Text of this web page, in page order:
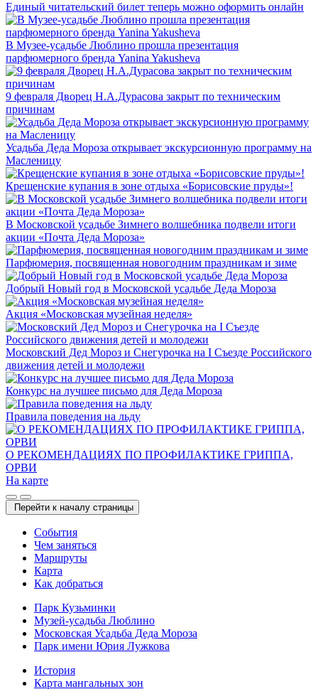
Единый читательский билет теперь можно оформить онлайн
В Музее-усадьбе Люблино прошла презентация
парфюмерного бренда Yanina Yakusheva
9 февраля Дворец Н.А.Дурасова закрыт по техническим
причинам
Усадьба Деда Мороза открывает экскурсионную программу на
Масленицу
Крещенские купания в зоне отдыха «Борисовские пруды»!
В Московской усадьбе Зимнего волшебника подвели итоги
акции «Почта Деда Мороза»
Парфюмерия, посвященная новогодним праздникам и зиме
Добрый Новый год в Московской усадьбе Деда Мороза
Акция «Московская музейная неделя»
Московский Дед Мороз и Снегурочка на I Съезде Российского
движения детей и молодежи
Конкурс на лучшее письмо для Деда Мороза
Правила поведения на льду
О РЕКОМЕНДАЦИЯХ ПО ПРОФИЛАКТИКЕ ГРИППА,
ОРВИ
На карте
Перейти к началу страницы
Cобытия
Чем заняться
Маршруты
Карта
Как добраться
Парк Кузьминки
Музей-усадьба Люблино
Московская Усадьба Деда Мороза
Парк имени Юрия Лужкова
История
Карта мангальных зон